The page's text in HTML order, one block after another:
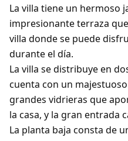
La villa tiene un hermoso
impresionante terraza
villa donde se puede
durante el día.
La villa se distribuye en
cuenta con un
grandes vidrieras que
la casa, y la gran entrada
La planta baja consta de